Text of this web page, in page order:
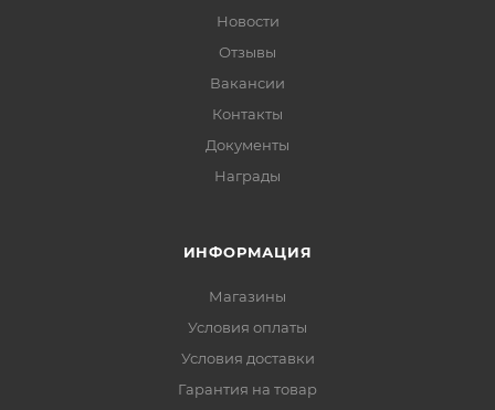
Новости
Отзывы
Вакансии
Контакты
Документы
Награды
ИНФОРМАЦИЯ
Магазины
Условия оплаты
Условия доставки
Гарантия на товар